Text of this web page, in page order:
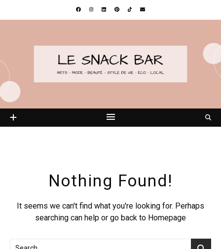
Nothing Found!
It seems we can't find what you're looking for. Perhaps
searching can help or go back to Homepage